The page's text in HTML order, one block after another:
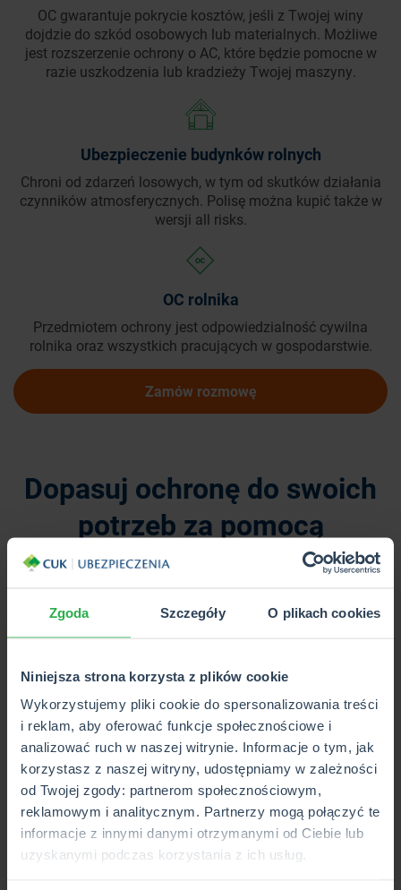
Zgoda Szczegóły O plikach cookies
Niniejsza strona korzysta z plików cookie
Wykorzystujemy pliki cookie do spersonalizowania treści
i reklam, aby oferować funkcje społecznościowe i
analizować ruch w naszej witrynie. Informacje o tym, jak
korzystasz z naszej witryny, udostępniamy w zależności
od Twojej zgody: partnerom społecznościowym,
reklamowym i analitycznym. Partnerzy mogą połączyć te
informacje z innymi danymi otrzymanymi od Ciebie lub
uzyskanymi podczas korzystania z ich usług.
OC gwarantuje pokrycie kosztów, jeśli z Twojej winy
dojdzie do szkód osobowych lub materialnych. Możliwe
jest rozszerzenie ochrony o AC, które będzie pomocne w
razie uszkodzenia lub kradzieży Twojej maszyny.
Ubezpieczenie budynków rolnych
Chroni od zdarzeń losowych, w tym od skutków działania
czynników atmosferycznych. Polisę można kupić także w
wersji all risks.
OC rolnika
Przedmiotem ochrony jest odpowiedzialność cywilna
rolnika oraz wszystkich pracujących w gospodarstwie.
Zamów rozmowę
Dopasuj ochronę do swoich
potrzeb za pomocą
możliwych rozszerzeń:
Ochrona maszyn rolniczych od awarii
wykonywania usług
OC w życiu prywatnym
Zabezpieczenie wyposażenia domu
Odnawialne źródła energii
Kupuj wygodnie